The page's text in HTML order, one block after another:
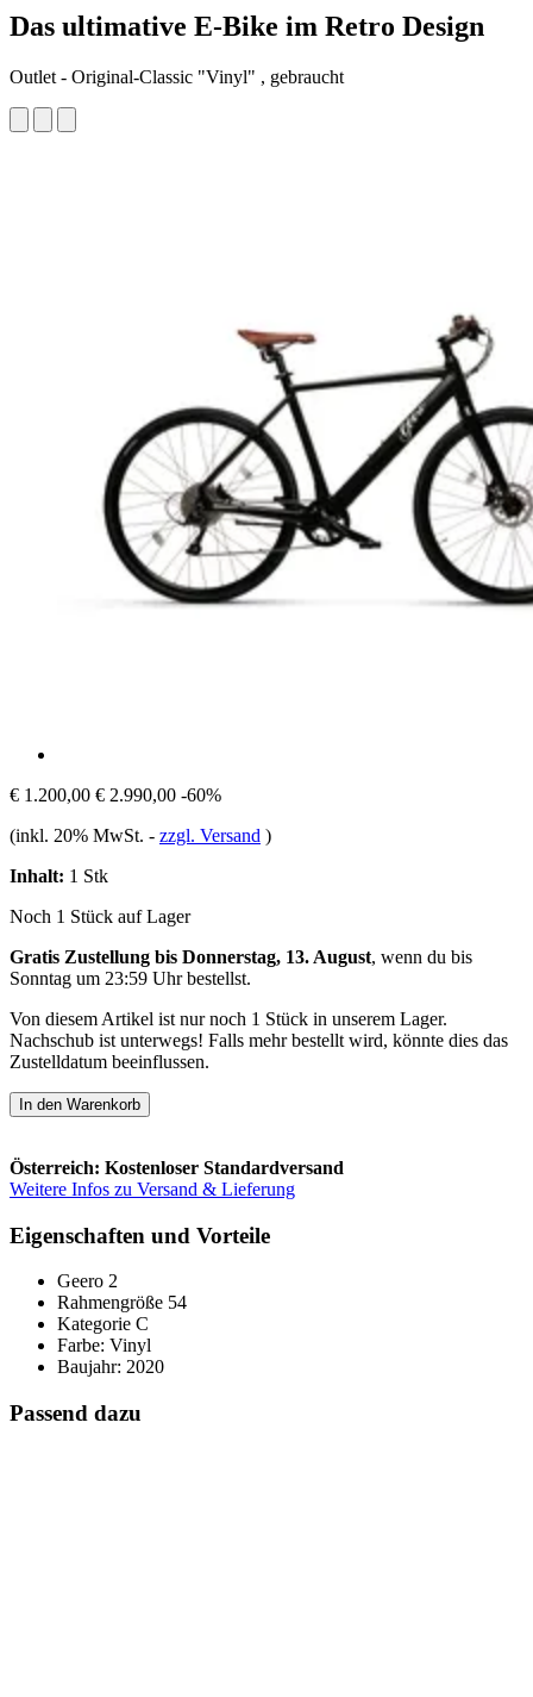
Das ultimative E-Bike im Retro Design
Outlet - Original-Classic "Vinyl" , gebraucht
€ 1.200,00 € 2.990,00 -60%
(inkl. 20% MwSt. - zzgl. Versand )
Inhalt: 1 Stk
Noch 1 Stück auf Lager
Gratis Zustellung bis Donnerstag, 13. August, wenn du bis
Sonntag um 23:59 Uhrbestellst.
Von diesem Artikel ist nur noch 1 Stück in unserem Lager.
Nachschub ist unterwegs! Falls mehr bestellt wird, könnte dies das
Zustelldatum beeinflussen.
In den Warenkorb
Österreich: Kostenloser Standardversand
Weitere Infos zu Versand & Lieferung
Eigenschaften und Vorteile
Geero 2
Rahmengröße 54
Kategorie C
Farbe: Vinyl
Baujahr: 2020
Passend dazu